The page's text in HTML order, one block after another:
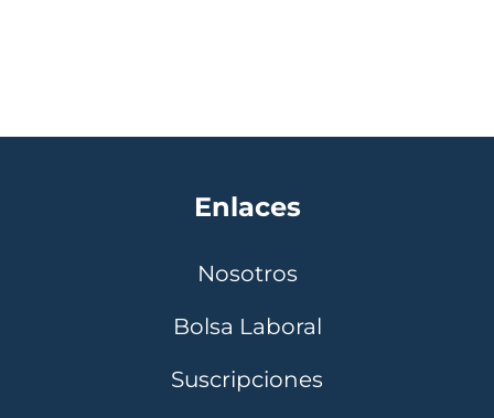
Enlaces
Nosotros
Bolsa Laboral
Suscripciones